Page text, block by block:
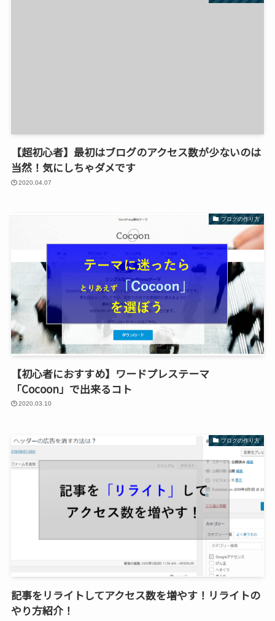
【超初心者】最初はブログのアクセス数が少ないのは
当然！気にしちゃダメです
2020.04.07
ブログの作り方
【初心者におすすめ】ワードプレステーマ
「Cocoon」で出来るコト
2020.03.10
ブログの作り方
記事をリライトしてアクセス数を増やす！リライトの
やり方紹介！